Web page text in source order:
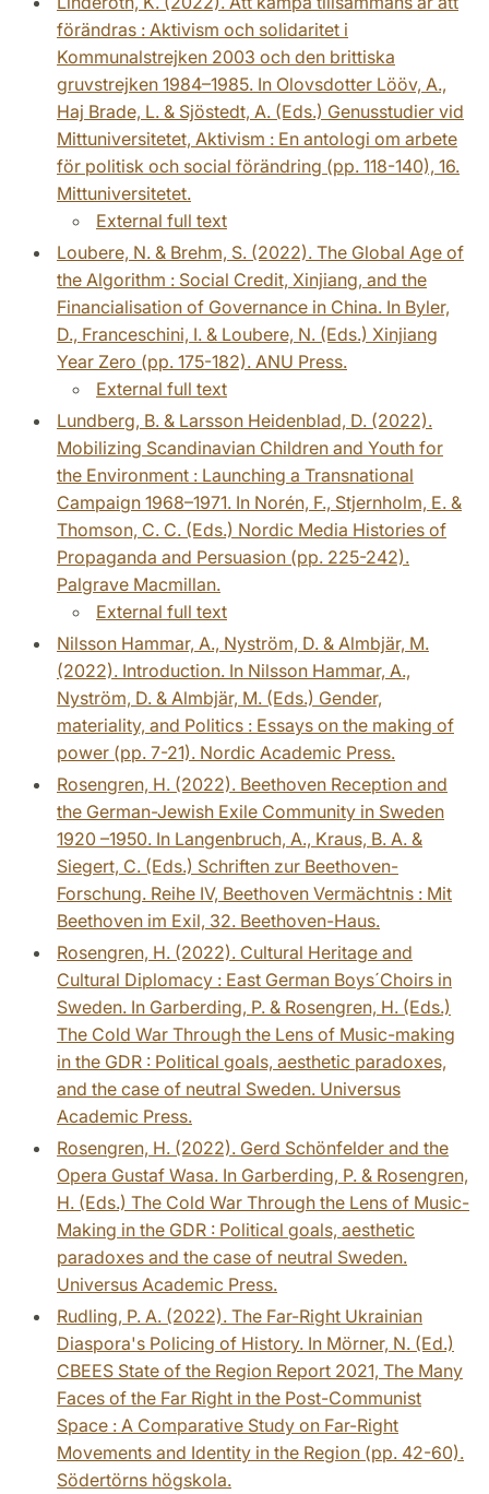
förändras : Aktivism och solidaritet i
Kommunalstrejken 2003 och den brittiska
gruvstrejken 1984–1985. In Olovsdotter Lööv, A.,
Haj Brade, L. & Sjöstedt, A. (Eds.) Genusstudier vid
Mittuniversitetet, Aktivism : En antologi om arbete
för politisk och social förändring (pp. 118-140), 16.
Mittuniversitetet.
External full text
Loubere, N. & Brehm, S. (2022). The Global Age of
the Algorithm : Social Credit, Xinjiang, and the
Financialisation of Governance in China. In Byler,
D., Franceschini, I. & Loubere, N. (Eds.) Xinjiang
Year Zero (pp. 175-182). ANU Press.
External full text
Lundberg, B. & Larsson Heidenblad, D. (2022).
Mobilizing Scandinavian Children and Youth for
the Environment : Launching a Transnational
Campaign 1968–1971. In Norén, F., Stjernholm, E. &
Thomson, C. C. (Eds.) Nordic Media Histories of
Propaganda and Persuasion (pp. 225-242).
Palgrave Macmillan.
External full text
Nilsson Hammar, A., Nyström, D. & Almbjär, M.
(2022). Introduction. In Nilsson Hammar, A.,
Nyström, D. & Almbjär, M. (Eds.) Gender,
materiality, and Politics : Essays on the making of
power (pp. 7-21). Nordic Academic Press.
Rosengren, H. (2022). Beethoven Reception and
the German-Jewish Exile Community in Sweden
1920 –1950. In Langenbruch, A., Kraus, B. A. &
Siegert, C. (Eds.) Schriften zur Beethoven-
Forschung. Reihe IV, Beethoven Vermächtnis : Mit
Beethoven im Exil, 32. Beethoven-Haus.
Rosengren, H. (2022). Cultural Heritage and
Cultural Diplomacy : East German Boys´Choirs in
Sweden. In Garberding, P. & Rosengren, H. (Eds.)
The Cold War Through the Lens of Music-making
in the GDR : Political goals, aesthetic paradoxes,
and the case of neutral Sweden. Universus
Academic Press.
Rosengren, H. (2022). Gerd Schönfelder and the
Opera Gustaf Wasa. In Garberding, P. & Rosengren,
H. (Eds.) The Cold War Through the Lens of Music-
Making in the GDR : Political goals, aesthetic
paradoxes and the case of neutral Sweden.
Universus Academic Press.
Rudling, P. A. (2022). The Far-Right Ukrainian
Diaspora's Policing of History. In Mörner, N. (Ed.)
CBEES State of the Region Report 2021, The Many
Faces of the Far Right in the Post-Communist
Space : A Comparative Study on Far-Right
Movements and Identity in the Region (pp. 42-60).
Södertörns högskola.